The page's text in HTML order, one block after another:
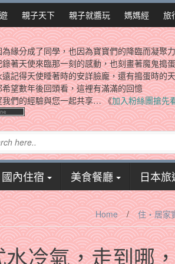
親子天下 親子就醬玩 媽媽經 旅
緣分成了同學，也因為寶寶們的降臨而凝聚
著天使來臨那一刻的感動，也刻畫著魔鬼搗
記得天使睡著時的安詳臉龐，還有搗蛋時的
望數年後回頭看，這裡有滿滿的回憶
我們的經驗與您一起共享… 《加入粉絲團搶先
國內住宿 美食餐廳 日本旅
Home / 住‧居家
水冷氣，走到哪